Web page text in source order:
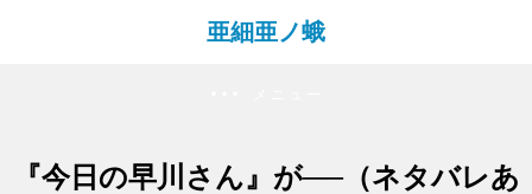
亜細亜ノ蛾
『今日の早川さん』が──（ネタバレあ